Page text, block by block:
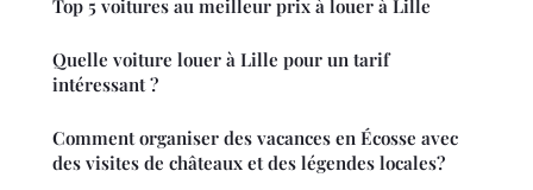
Top 5 voitures au meilleur prix à louer à Lille
Quelle voiture louer à Lille pour un tarif
intéressant ?
Comment organiser des vacances en Écosse avec
des visites de châteaux et des légendes locales?